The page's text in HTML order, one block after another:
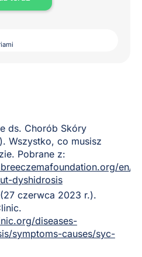
ds. Chorób Skóry
Wszystko, co musisz
Pobrane z:
en/
dyshidrosis
czerwca 2023 r.).
diseases-
symptoms-causes/syc-